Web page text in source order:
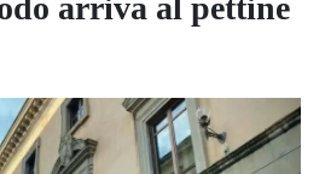
arriva al pettine